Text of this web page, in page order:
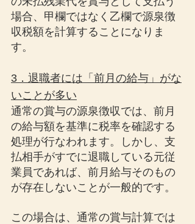
場合、甲欄ではなく乙欄で源泉徴
収税額を計算することになりま
す。
3．退職者には「前月の給与」がな
いことが多い
通常の賞与の源泉徴収では、前月
の給与額を基準に税率を確認する
処理が行なわれます。しかし、支
払相手がすでに退職している元従
業員であれば、前月給与そのもの
が存在しないことが一般的です。
この場合は、通常の賞与計算では